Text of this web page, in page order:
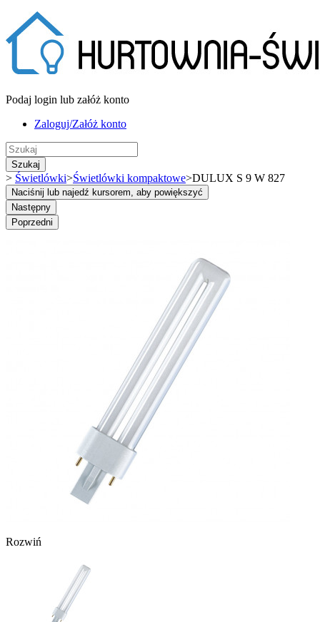
Podaj login lub załóż konto
Zaloguj/Załóż konto
Szukaj
> Świetlówki>Świetlówki kompaktowe>DULUX S 9 W 827
Naciśnij lub najedź kursorem, aby powiększyć
Następny
Poprzedni
Rozwiń